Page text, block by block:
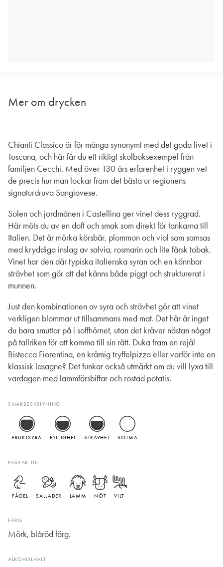
Mer om drycken
Chianti Classico är för många synonymt med det goda livet i
Toscana, och här får du ett riktigt skolboksexempel från
familjen Cecchi. Med över 130 års erfarenhet i ryggen vet
de precis hur man lockar fram det bästa ur regionens
signaturdruva Sangiovese.
Solen och jordmånen i Castellina ger vinet dess ryggrad.
Här möts du av en doft och smak som direkt för tankarna till
Italien. Det är mörka körsbär, plommon och viol som samsas
med kryddiga inslag av salvia, rosmarin och lite färsk tobak.
Vinet har den där typiska italienska syran och en kännbar
strävhet som gör att det känns både piggt och strukturerat i
munnen.
Just den kombinationen av syra och strävhet gör att vinet
verkligen blommar ut tillsammans med mat. Det här är inget
du bara smuttar på i soffhörnet, utan det kräver nästan något
på tallriken för att komma till sin rätt. Duka fram en rejäl
Bistecca Fiorentina, en krämig tryffelpizza eller varför inte en
klassisk lasagne? Det funkar också utmärkt om du vill lyxa till
vardagen med lammfärsbiffar och rostad potatis.
SMAKBESKRIVNING
FRUKTSYRA FYLLIGHET STRÄVHET SÖTMA
PASSAR TILL
FÅGEL SALLADER LAMM NÖT VILT
FÄRG
Mörk, blåröd färg.
ALKOHOLHALT